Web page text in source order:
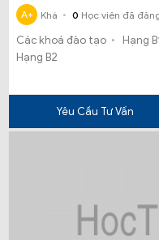
vân không biết học lái xe ô
nhân dân II có uy tín chất
hạn cho bạn hay không?
A+ Khá 0 Học viên đã
Các khoá đào tạo Hạng
Hạng B2
Yêu Cầu Tư Vấn